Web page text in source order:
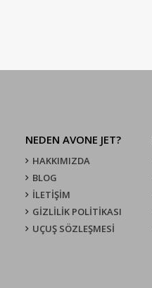
NEDEN AVONE JET?
HAKKIMIZDA
BLOG
İLETİŞİM
GİZLİLİK POLİTİKASI
UÇUŞ SÖZLEŞMESI